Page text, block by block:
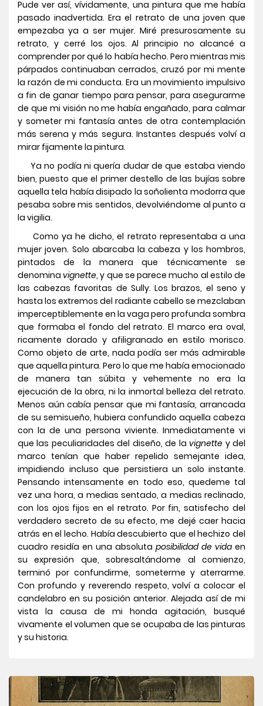
Pude ver así, vívidamente, una pintura que me había
pasado inadvertida. Era el retrato de una joven que
empezaba ya a ser mujer. Miré presurosamente su
retrato, y cerré los ojos. Al principio no alcancé a
comprender por qué lo había hecho. Pero mientras mis
párpados continuaban cerrados, cruzó por mi mente
la razón de mi conducta. Era un movimiento impulsivo
a fin de ganar tiempo para pensar, para asegurarme
de que mi visión no me había engañado, para calmar
y someter mi fantasía antes de otra contemplación
más serena y más segura. Instantes después volví a
mirar fijamente la pintura.
Ya no podía ni quería dudar de que estaba viendo
bien, puesto que el primer destello de las bujías sobre
aquella tela había disipado la soñolienta modorra que
pesaba sobre mis sentidos, devolviéndome al punto a
la vigilia.
Como ya he dicho, el retrato representaba a una
mujer joven. Solo abarcaba la cabeza y los hombros,
pintados de la manera que técnicamente se
denominavignette, y que se parece mucho al estilo de
las cabezas favoritas de Sully. Los brazos, el seno y
hasta los extremos del radiante cabello se mezclaban
imperceptiblemente en la vaga pero profunda sombra
que formaba el fondo del retrato. El marco era oval,
ricamente dorado y afiligranado en estilo morisco.
Como objeto de arte, nada podía ser más admirable
que aquella pintura. Pero lo que me había emocionado
de manera tan súbita y vehemente no era la
ejecución de la obra, ni la inmortal belleza del retrato.
Menos aún cabía pensar que mi fantasía, arrancada
de su semisueño, hubiera confundido aquella cabeza
con la de una persona viviente. Inmediatamente vi
que las peculiaridades del diseño, de lavignette y del
marco tenían que haber repelido semejante idea,
impidiendo incluso que persistiera un solo instante.
Pensando intensamente en todo eso, quedeme tal
vez una hora, a medias sentado, a medias reclinado,
con los ojos fijos en el retrato. Por fin, satisfecho del
verdadero secreto de su efecto, me dejé caer hacia
atrás en el lecho. Había descubierto que el hechizo del
cuadro residía en una absoluta posibilidad de vida en
su expresión que, sobresaltándome al comienzo,
terminó por confundirme, someterme y aterrarme.
Con profundo y reverendo respeto, volví a colocar el
candelabro en su posición anterior. Alejada así de mi
vista la causa de mi honda agitación, busqué
vivamente el volumen que se ocupaba de las pinturas
y su historia.